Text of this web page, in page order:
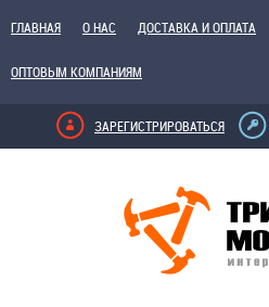
ГЛАВНАЯ О НАС ДОСТАВКА И ОПЛАТА
ОПТОВЫМ КОМПАНИЯМ
ЗАРЕГИСТРИРОВАТЬСЯ